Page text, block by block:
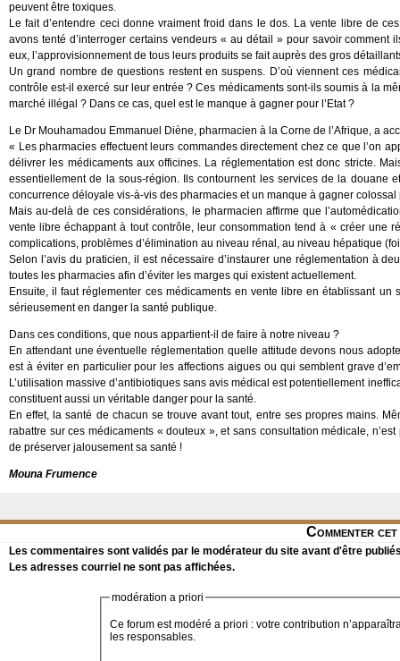
peuvent être toxiques.
Le fait d’entendre ceci donne vraiment froid dans le dos. La vente libre de
avons tenté d’interroger certains vendeurs « au détail » pour savoir comment
eux, l’approvisionnement de tous leurs produits se fait auprès des gros
Un grand nombre de questions restent en suspens. D’où viennent ces
contrôle est-il exercé sur leur entrée ? Ces médicaments sont-ils soumis à la
marché illégal ? Dans ce cas, quel est le manque à gagner pour l’Etat ?
Le Dr Mouhamadou Emmanuel Diène, pharmacien à la Corne de l’Afrique, a
« Les pharmacies effectuent leurs commandes directement chez ce que l’on
délivrer les médicaments aux officines. La réglementation est donc stricte.
essentiellement de la sous-région. Ils contournent les services de la douane
concurrence déloyale vis-à-vis des pharmacies et un manque à gagner colossal
Mais au-delà de ces considérations, le pharmacien affirme que
vente libre échappant à tout contrôle, leur consommation tend à « créer une
complications, problèmes d’élimination au niveau rénal, au niveau hépatique
Selon l’avis du praticien, il est nécessaire d’instaurer une réglementation à
toutes les pharmacies afin d’éviter les marges qui existent actuellement.
Ensuite, il faut réglementer ces médicaments en vente libre en établissant
sérieusement en danger la santé publique.
Dans ces conditions, que nous appartient-il de faire à notre niveau ?
En attendant une éventuelle réglementation quelle attitude devons nous
est à éviter en particulier pour les affections aigues ou qui semblent grave
L’utilisation massive d’antibiotiques sans avis médical est potentiellement
constituent aussi un véritable danger pour la santé.
En effet, la santé de chacun se trouve avant tout, entre ses propres mains.
rabattre sur ces médicaments « douteux », et sans consultation médicale,
de préserver jalousement sa santé !
Mouna Frumence
Commenter
Les commentaires sont validés par le modérateur du site avant d'être
Les adresses courriel ne sont pas affichées.
modération a priori
Ce forum est modéré a priori : votre contribution
les responsables.